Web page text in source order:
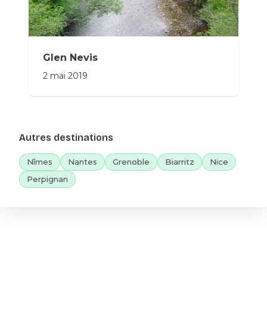
Glen Nevis
2 mai 2019
Autres destinations
Nîmes Nantes Grenoble Biarritz
Nice
Perpignan